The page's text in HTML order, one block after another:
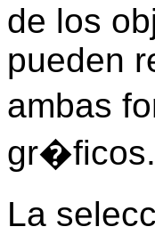
de los
pueden
ambas
gr�ficos.
La